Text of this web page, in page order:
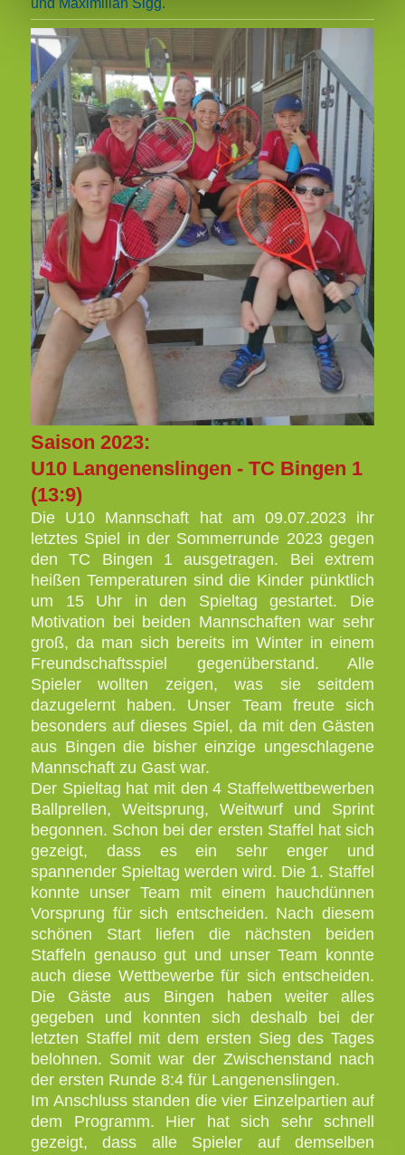
Saison 2023:
U10 Langenenslingen - TC Bingen 1
(13:9)
Die U10 Mannschaft hat am 09.07.2023 ihr
letztes Spiel in der Sommerrunde 2023 gegen
den TC Bingen 1 ausgetragen. Bei extrem
heißen Temperaturen sind die Kinder pünktlich
um 15 Uhr in den Spieltag gestartet. Die
Motivation bei beiden Mannschaften war sehr
groß, da man sich bereits im Winter in einem
Freundschaftsspiel gegenüberstand. Alle
Spieler wollten zeigen, was sie seitdem
dazugelernt haben. Unser Team freute sich
besonders auf dieses Spiel, da mit den Gästen
aus Bingen die bisher einzige ungeschlagene
Mannschaft zu Gast war.
Der Spieltag hat mit den 4 Staffelwettbewerben
Ballprellen, Weitsprung, Weitwurf und Sprint
begonnen. Schon bei der ersten Staffel hat sich
gezeigt, dass es ein sehr enger und
spannender Spieltag werden wird. Die 1. Staffel
konnte unser Team mit einem hauchdünnen
Vorsprung für sich entscheiden. Nach diesem
schönen Start liefen die nächsten beiden
Staffeln genauso gut und unser Team konnte
auch diese Wettbewerbe für sich entscheiden.
Die Gäste aus Bingen haben weiter alles
gegeben und konnten sich deshalb bei der
letzten Staffel mit dem ersten Sieg des Tages
belohnen. Somit war der Zwischenstand nach
der ersten Runde 8:4 für Langenenslingen.
Im Anschluss standen die vier Einzelpartien auf
dem Programm. Hier hat sich sehr schnell
gezeigt, dass alle Spieler auf demselben